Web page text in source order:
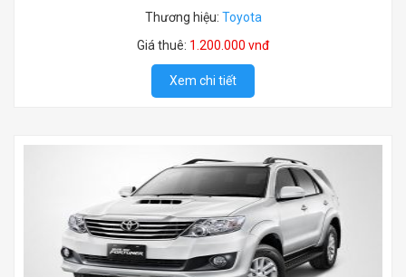
Thương hiệu: Toyota
Giá thuê: 1.200.000 vnđ
Xem chi tiết